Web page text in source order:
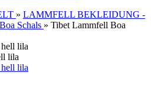
» LAMMFELL BEKLEIDUNG -
Schals » Tibet Lammfell Boa
lila